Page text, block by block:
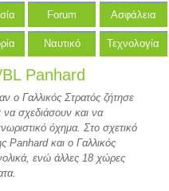
Forum Ασφάλεια
Ναυτικό Τεχνολογία
Panhard
ο Γαλλικός Στρατός ζήτησε
να σχεδιάσουν και να
όχημα. Στο σχετικό
Panhard και ο Γαλλικός
ενώ άλλες 18 χώρες